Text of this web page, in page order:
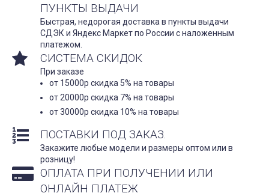
ПУНКТЫ ВЫДАЧИ
Быстрая, недорогая доставка в пункты выдачи
СДЭК и Яндекс Маркет по России с наложенным
платежом.
СИСТЕМА СКИДОК
При заказе
от 15000р скидка 5% на товары
от 20000р скидка 7% на товары
от 30000р скидка 10% на товары
ПОСТАВКИ ПОД ЗАКАЗ.
Закажите любые модели и размеры оптом или в
розницу!
ОПЛАТА ПРИ ПОЛУЧЕНИИ ИЛИ
ОНЛАЙН ПЛАТЕЖ